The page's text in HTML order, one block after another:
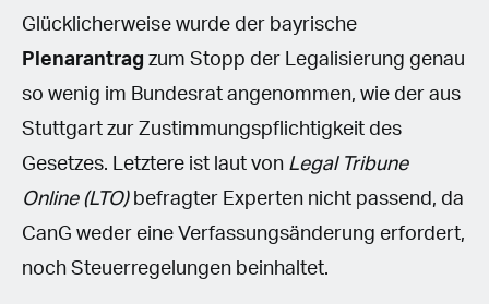
Glücklicherweise wurde der bayrische
Plenarantrag zum Stopp der Legalisierung genau
so wenig im Bundesrat angenommen, wie der aus
Stuttgart zur Zustimmungspflichtigkeit des
Gesetzes. Letztere ist laut von Legal Tribune
Online (LTO) befragter Experten nicht passend, da
CanG weder eine Verfassungsänderung erfordert,
noch Steuerregelungen beinhaltet.